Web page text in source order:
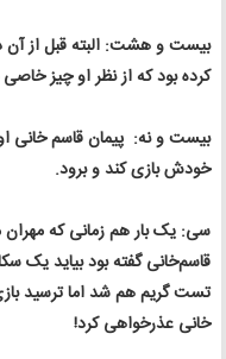
بیست و هشت: البته قبل از آن
کرده بود که از نظر او چیز
بیست و نه: پیمان قاسم خانی
خودش بازی کند و برود.
سی: یک بار هم زمانی که
قاسم‌خانی گفته بود بیاید یک
تست گریم هم شد اما ترسید
خانی عذرخواهی کرد!